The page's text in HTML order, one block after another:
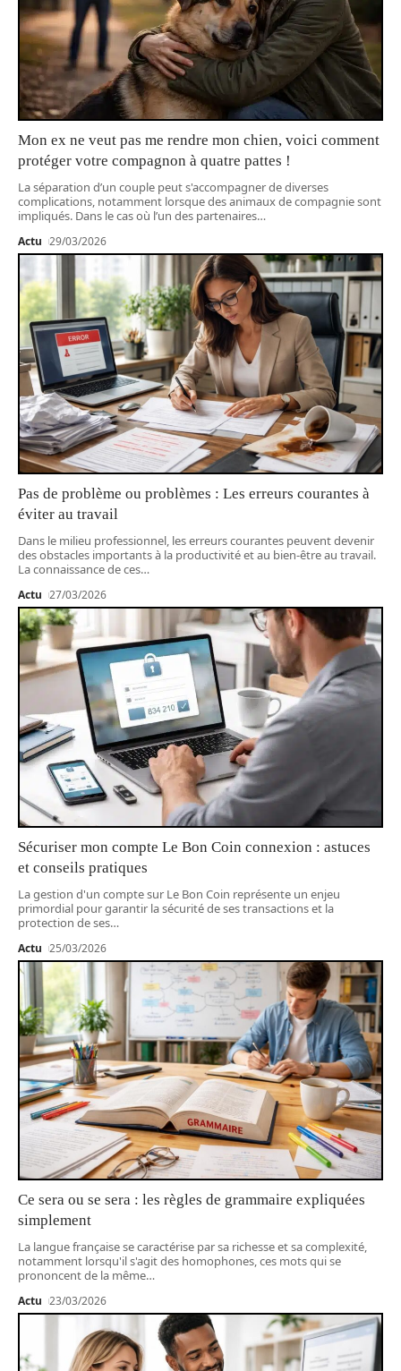
Mon ex ne veut pas me rendre mon chien, voici comment
protéger votre compagnon à quatre pattes !
La séparation d’un couple peut s'accompagner de diverses
complications, notamment lorsque des animaux de compagnie sont
impliqués. Dans le cas où l’un des partenaires…
Actu 29/03/2026
Pas de problème ou problèmes : Les erreurs courantes à
éviter au travail
Dans le milieu professionnel, les erreurs courantes peuvent devenir
des obstacles importants à la productivité et au bien-être au travail.
La connaissance de ces…
Actu 27/03/2026
Sécuriser mon compte Le Bon Coin connexion : astuces
et conseils pratiques
La gestion d'un compte sur Le Bon Coin représente un enjeu
primordial pour garantir la sécurité de ses transactions et la
protection de ses…
Actu 25/03/2026
Ce sera ou se sera : les règles de grammaire expliquées
simplement
La langue française se caractérise par sa richesse et sa complexité,
notamment lorsqu'il s'agit des homophones, ces mots qui se
prononcent de la même…
Actu 23/03/2026